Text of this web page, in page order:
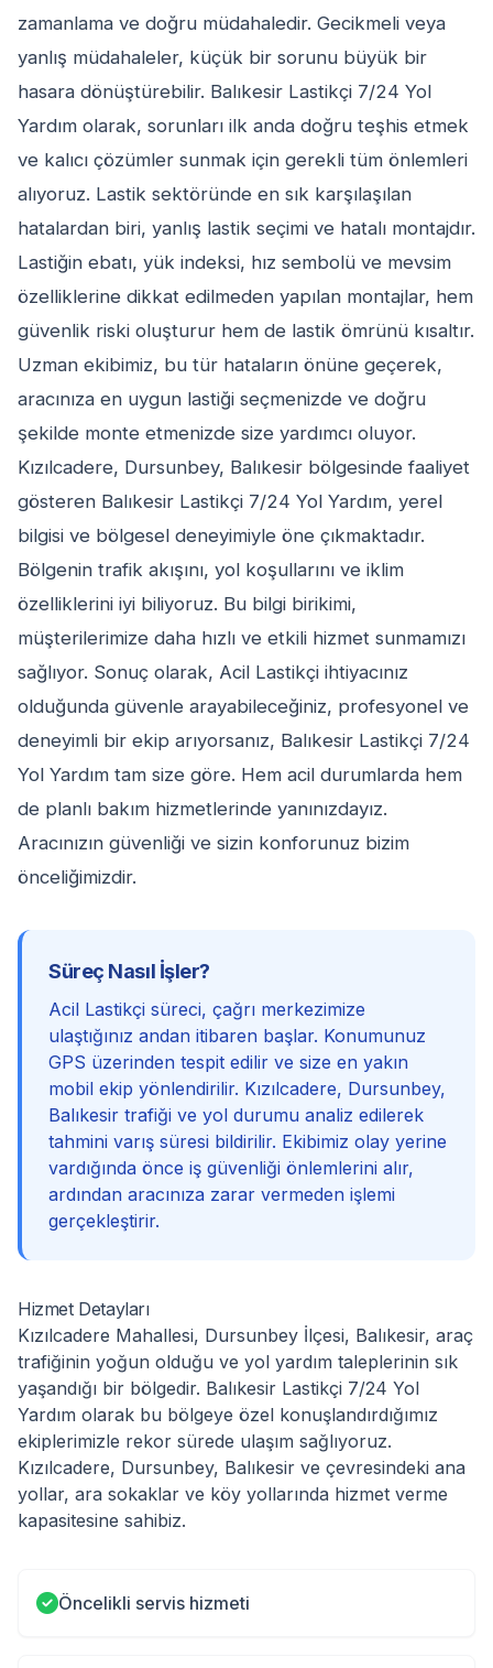
zamanlama ve doğru müdahaledir. Gecikmeli veya
yanlış müdahaleler, küçük bir sorunu büyük bir
hasara dönüştürebilir. Balıkesir Lastikçi 7/24 Yol
Yardım olarak, sorunları ilk anda doğru teşhis etmek
ve kalıcı çözümler sunmak için gerekli tüm önlemleri
alıyoruz. Lastik sektöründe en sık karşılaşılan
hatalardan biri, yanlış lastik seçimi ve hatalı montajdır.
Lastiğin ebatı, yük indeksi, hız sembolü ve mevsim
özelliklerine dikkat edilmeden yapılan montajlar, hem
güvenlik riski oluşturur hem de lastik ömrünü kısaltır.
Uzman ekibimiz, bu tür hataların önüne geçerek,
aracınıza en uygun lastiği seçmenizde ve doğru
şekilde monte etmenizde size yardımcı oluyor.
Kızılcadere, Dursunbey, Balıkesir bölgesinde faaliyet
gösteren Balıkesir Lastikçi 7/24 Yol Yardım, yerel
bilgisi ve bölgesel deneyimiyle öne çıkmaktadır.
Bölgenin trafik akışını, yol koşullarını ve iklim
özelliklerini iyi biliyoruz. Bu bilgi birikimi,
müşterilerimize daha hızlı ve etkili hizmet sunmamızı
sağlıyor. Sonuç olarak, Acil Lastikçi ihtiyacınız
olduğunda güvenle arayabileceğiniz, profesyonel ve
deneyimli bir ekip arıyorsanız, Balıkesir Lastikçi 7/24
Yol Yardım tam size göre. Hem acil durumlarda hem
de planlı bakım hizmetlerinde yanınızdayız.
Aracınızın güvenliği ve sizin konforunuz bizim
önceliğimizdir.
Süreç Nasıl İşler?
Acil Lastikçi süreci, çağrı merkezimize
ulaştığınız andan itibaren başlar. Konumunuz
GPS üzerinden tespit edilir ve size en yakın
mobil ekip yönlendirilir. Kızılcadere, Dursunbey,
Balıkesir trafiği ve yol durumu analiz edilerek
tahmini varış süresi bildirilir. Ekibimiz olay yerine
vardığında önce iş güvenliği önlemlerini alır,
ardından aracınıza zarar vermeden işlemi
gerçekleştirir.
Hizmet Detayları
Kızılcadere Mahallesi, Dursunbey İlçesi, Balıkesir, araç
trafiğinin yoğun olduğu ve yol yardım taleplerinin sık
yaşandığı bir bölgedir. Balıkesir Lastikçi 7/24 Yol
Yardım olarak bu bölgeye özel konuşlandırdığımız
ekiplerimizle rekor sürede ulaşım sağlıyoruz.
Kızılcadere, Dursunbey, Balıkesir ve çevresindeki ana
yollar, ara sokaklar ve köy yollarında hizmet verme
kapasitesine sahibiz.
Öncelikli servis hizmeti